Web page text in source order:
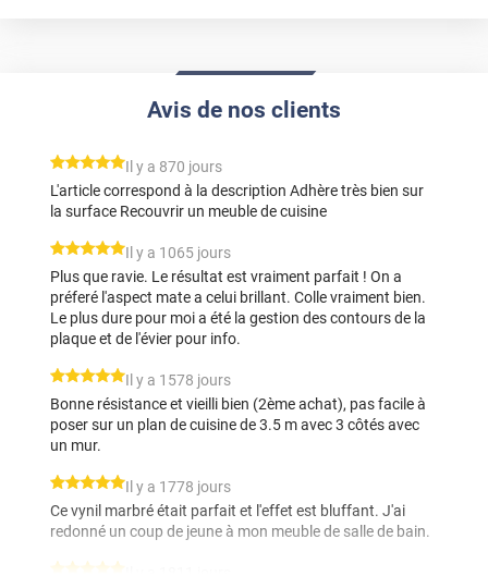
Avis de nos clients
*****
Il y a 870 jours
L'article correspond à la description Adhère très bien sur
la surface Recouvrir un meuble de cuisine
*****
Il y a 1065 jours
Plus que ravie. Le résultat est vraiment parfait ! On a
préferé l'aspect mate a celui brillant. Colle vraiment bien.
Le plus dure pour moi a été la gestion des contours de la
plaque et de l'évier pour info.
*****
Il y a 1578 jours
Bonne résistance et vieilli bien (2ème achat), pas facile à
poser sur un plan de cuisine de 3.5 m avec 3 côtés avec
un mur.
*****
Il y a 1778 jours
Ce vynil marbré était parfait et l'effet est bluffant. J'ai
redonné un coup de jeune à mon meuble de salle de bain.